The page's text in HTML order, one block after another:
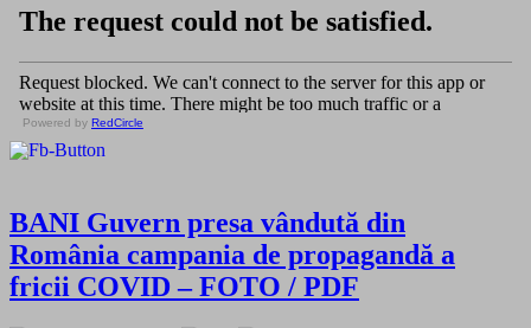
Powered by RedCircle
BANI Guvern presa vândută din
România campania de propagandă a
fricii COVID – FOTO / PDF